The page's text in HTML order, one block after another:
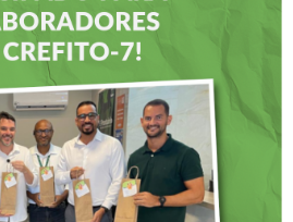
PAIS É
PARA
DO
7